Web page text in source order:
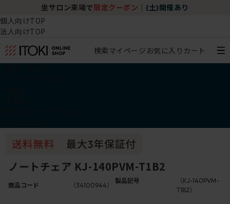
坐サロン来場で 限定クーポン (土)開催あり
個人向けTOP
法人向けTOP
検索マイページ お気に入り カート
ノートチェア KJ-140PVM-T1B2
商品コード （34100944）
製品記号
（KJ-140PVM-
T1B2）